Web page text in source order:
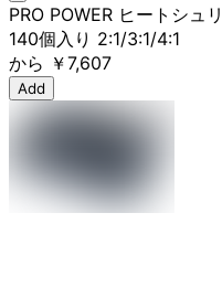
PRO POWER ヒートシュ
140個入り 2:1/3:1/4:1
から ￥7,607
Add